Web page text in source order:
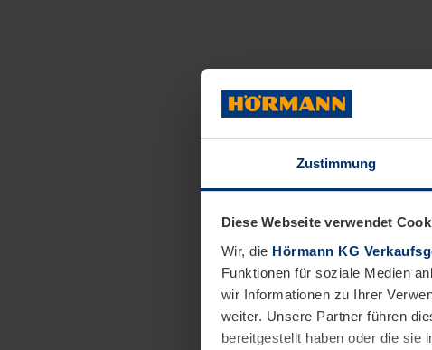
Zustimmung
Diese Webseite verwendet
Wir, die Hörmann KG
Funktionen für soziale Medien
wir Informationen zu Ihrer
weiter. Unsere Partner führen
bereitgestellt haben oder die sie